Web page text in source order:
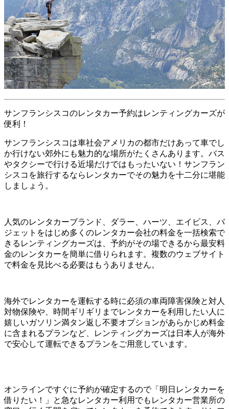
サンフランシスコのレンタカー予約はレンティングカーズが
便利！
サンフランシスコは車社会アメリカの都市だけあって車でし
か行けない郊外にも魅力的な場所がたくさんあります。バス
やタクシーで行ける近場だけではもったいない！サンフラン
シスコを旅行するならレンタカーでその魅力を十二分に堪能
しましょう。
人気のレンタカーブランド、ダラー、ハーツ、エイビス、バ
ジェットをはじめ多くのレンタカー会社の料金を一括検索で
きるレンティングカーズは、予約がその場できるから最安料
金のレンタカーを簡単に借りられます。複数のウェブサイト
で料金を見比べる必要はもうありません。
海外でレンタカーを運転する時に必須の車両障害保険と対人
対物保険や、時間ギリギリまでレンタカーを利用したい人に
嬉しいガソリン満タン返し不要オプションがあらかじめ料金
に含まれるプランなど、レンティングカーズは日本人が海外
で安心して運転できるプランをご用意しています。
オンラインですぐに予約が確定するので「明日レンタカーを
借りたい！」と急なレンタカー利用でもレンタカー営業所の